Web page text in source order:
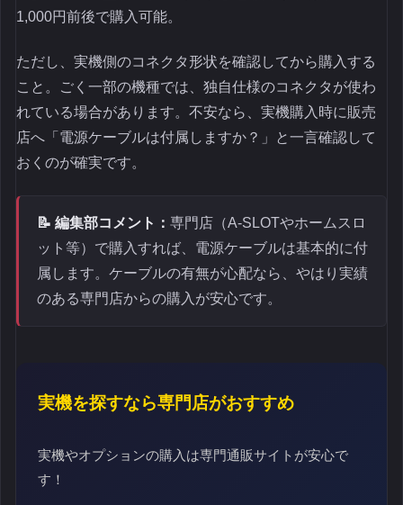
1,000円前後で購入可能。
ただし、実機側のコネクタ形状を確認してから購入する
こと。ごく一部の機種では、独自仕様のコネクタが使わ
れている場合があります。不安なら、実機購入時に販売
店へ「電源ケーブルは付属しますか？」と一言確認して
おくのが確実です。
📝 編集部コメント： 専門店（A-SLOTやホームスロ
ット等）で購入すれば、電源ケーブルは基本的に付
属します。ケーブルの有無が心配なら、やはり実績
のある専門店からの購入が安心です。
実機を探すなら専門店がおすすめ
実機やオプションの購入は専門通販サイトが安心で
す！